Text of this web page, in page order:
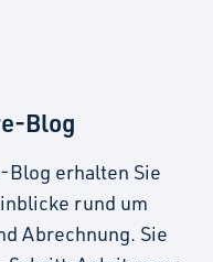
Blog
Blog erhalten Sie
rund um
Abrechnung. Sie